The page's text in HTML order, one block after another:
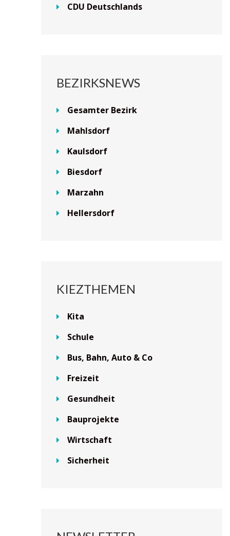
CDU Deutschlands
BEZIRKSNEWS
Gesamter Bezirk
Mahlsdorf
Kaulsdorf
Biesdorf
Marzahn
Hellersdorf
KIEZTHEMEN
Kita
Schule
Bus, Bahn, Auto & Co
Freizeit
Gesundheit
Bauprojekte
Wirtschaft
Sicherheit